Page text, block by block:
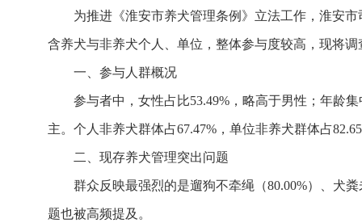
为推进《淮安市养犬管理条例》立法工作，淮安
含养犬与非养犬个人、单位，整体参与度较高，现将
一、参与人群概况
参与者中，女性占比53.49%，略高于男性；年龄
主。个人非养犬群体占67.47%，单位非养犬群体占
二、现存养犬管理突出问题
群众反映最强烈的是遛狗不牵绳（80.00%）、犬
题也被高频提及。